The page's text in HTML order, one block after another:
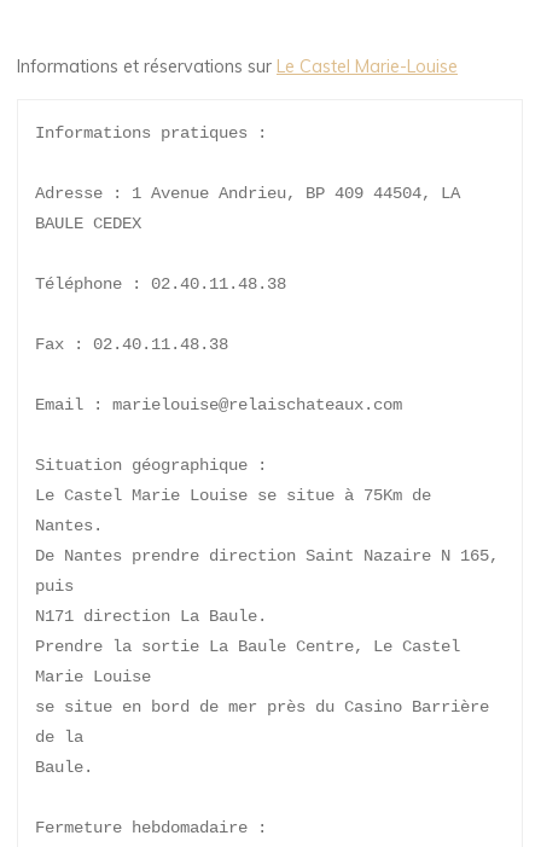
Informations et réservations sur Le Castel Marie-Louise
Informations pratiques :
Adresse : 1 Avenue Andrieu, BP 409 44504, LA
BAULE CEDEX
Téléphone : 02.40.11.48.38
Fax : 02.40.11.48.38
Email : marielouise@relaischateaux.com
Situation géographique :
Le Castel Marie Louise se situe à 75Km de
Nantes.
De Nantes prendre direction Saint Nazaire N 165,
puis
N171 direction La Baule.
Prendre la sortie La Baule Centre, Le Castel
Marie Louise
se situe en bord de mer près du Casino Barrière
de la
Baule.
Fermeture hebdomadaire :